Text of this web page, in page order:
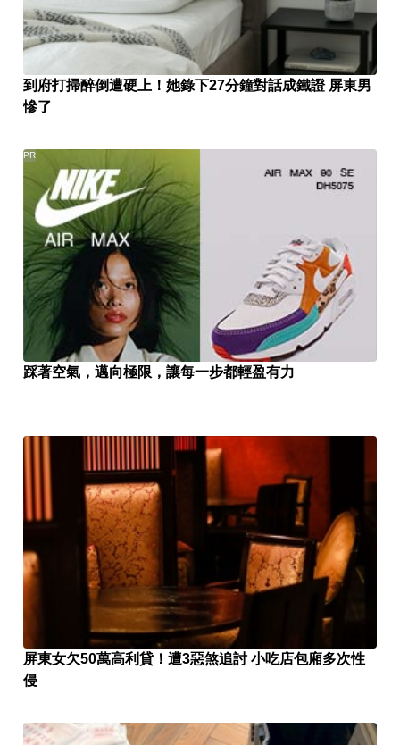
到府打掃醉倒遭硬上！她錄下27分鐘對話成鐵證 屏東男
慘了
踩著空氣，邁向極限，讓每一步都輕盈有力
PR
屏東女欠50萬高利貸！遭3惡煞追討 小吃店包廂多次性
侵